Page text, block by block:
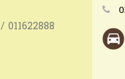
011622888